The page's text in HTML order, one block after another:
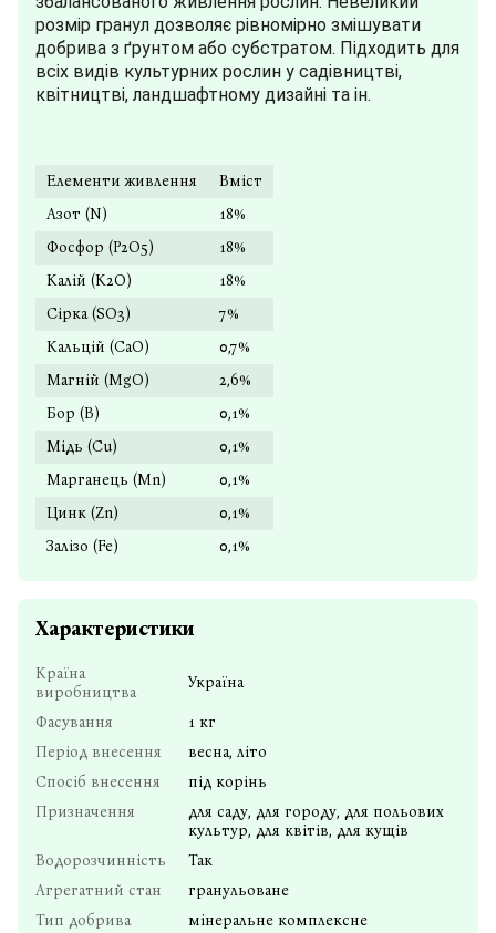
розмір гранул дозволяє рівномірно змішувати
добрива з ґрунтом або субстратом. Підходить для
всіх видів культурних рослин у садівництві,
квітництві, ландшафтному дизайні та ін.
Елементи живлення
Вміст
Азот (N)
18%
Фосфор (P2O5)
18%
Калій (К2О)
18%
Сірка (SO3)
7%
Кальцій (СаО)
0,7%
Магній (MgO)
2,6%
Бор (В)
0,1%
Мідь (Cu)
0,1%
Марганець (Mn)
0,1%
Цинк (Zn)
0,1%
Залізо (Fe)
0,1%
Характеристики
Країна
виробництва
Україна
Фасування
1 кг
Період внесення
весна, літо
Спосіб внесення
під корінь
Призначення
для саду, для городу, для польових
культур, для квітів, для кущів
Водорозчинність
Так
Агрегатний стан
гранульоване
Тип добрива
мінеральне комплексне